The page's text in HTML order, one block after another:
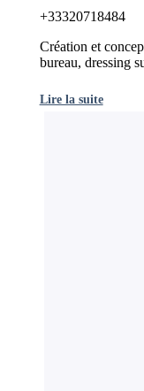
+33320718484
Création et
bureau, dressing
Lire la suite